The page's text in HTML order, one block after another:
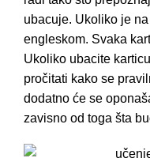
ubacuje. Ukoliko je
engleskom. Svaka
Ukoliko ubacite
pročitati kako se
dodatno će se
zavisno od toga šta